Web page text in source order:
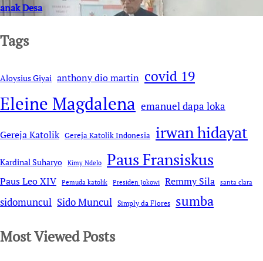
anak Desa
Tags
Aloysius Giyai anthony dio martin covid 19
Eleine Magdalena emanuel dapa loka
Gereja Katolik Gereja Katolik Indonesia irwan hidayat
Kardinal Suharyo Kimy Ndelo Paus Fransiskus
Paus Leo XIV Pemuda katolik Presiden Jokowi Remmy Sila santa clara
sidomuncul Sido Muncul Simply da Flores sumba
Most Viewed Posts